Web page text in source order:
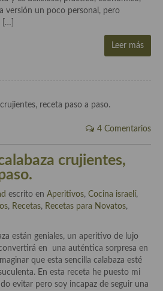
versión un poco personal, pero
[…]
Leer más
4 Comentarios
crujientes,
escrito en Aperitivos, Cocina israelí,
, Recetas, Recetas para Novatos,
están geniales, un aperitivo de lujo
en una auténtica sorpresa en
que esta sencilla calabaza esté
En esta receta he puesto mi
evitar pero soy incapaz de seguir una